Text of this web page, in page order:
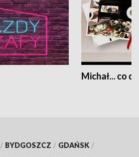
Michał... co
/ BYDGOSZCZ / GDAŃSK /